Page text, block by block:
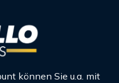
können Sie u.a. mit